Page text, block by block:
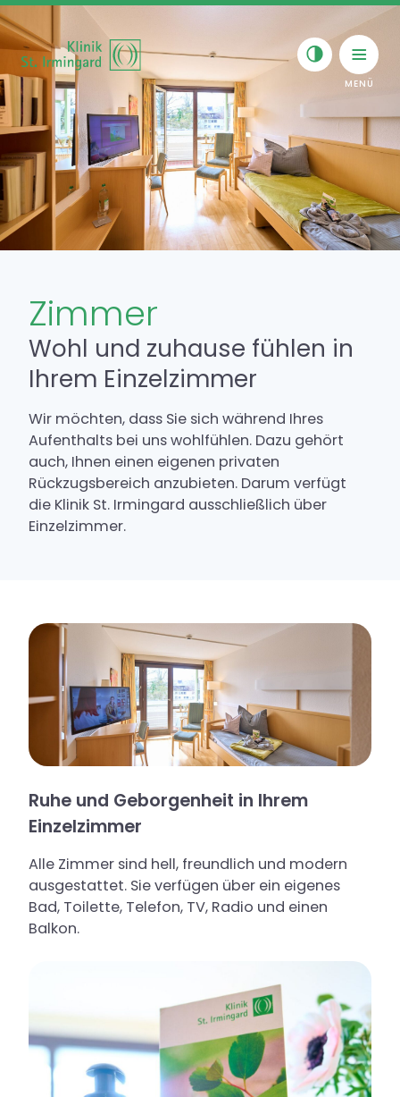
Skip to content
Toggle
Aufenthalt & Entlassung
Begleitpersonen
Restaurant
Wiener Café
Klinikseelsorge
Impressionen
Freizeitaktivitäten
Zimmer
Wohl und zuhause fühlen in
Ihrem Einzelzimmer
Wir möchten, dass Sie sich während Ihres
Aufenthalts bei uns wohlfühlen. Dazu gehört
auch, Ihnen einen eigenen privaten
Rückzugsbereich anzubieten. Darum verfügt
die Klinik St. Irmingard ausschließlich über
Einzelzimmer.
Ruhe und Geborgenheit in Ihrem
Einzelzimmer
Alle Zimmer sind hell, freundlich und modern
ausgestattet. Sie verfügen über ein eigenes
Bad, Toilette, Telefon, TV, Radio und einen
Balkon.